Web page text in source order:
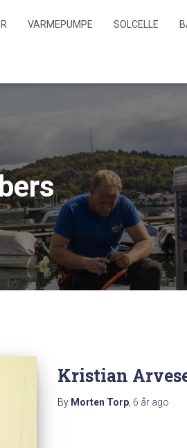
VARMEPUMPE SOLCELLE
Kristian
By Morten Torp 6 år ago